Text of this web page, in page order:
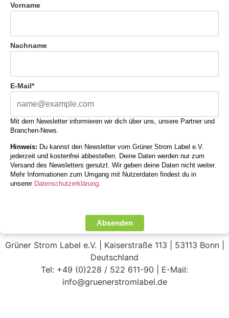
Vorname
Nachname
E-Mail*
Mit dem Newsletter informieren wir dich über uns, unsere Partner und
Branchen-News.
Hinweis: Du kannst den Newsletter vom Grüner Strom Label e.V.
jederzeit und kostenfrei abbestellen. Deine Daten werden nur zum
Versand des Newsletters genutzt. Wir geben deine Daten nicht weiter.
Mehr Informationen zum Umgang mit Nutzerdaten findest du in
unserer Datenschutzerklärung.
Absenden
Grüner Strom Label e.V. | Kaiserstraße 113 | 53113 Bonn |
Deutschland
Tel: +49 (0)228 / 522 611-90 | E-Mail:
info@gruenerstromlabel.de